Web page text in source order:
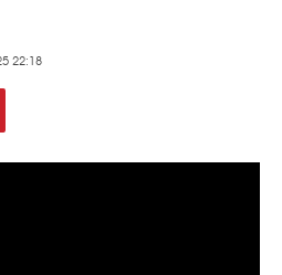
22:18